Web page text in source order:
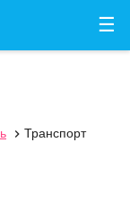
☰
 Транспорт